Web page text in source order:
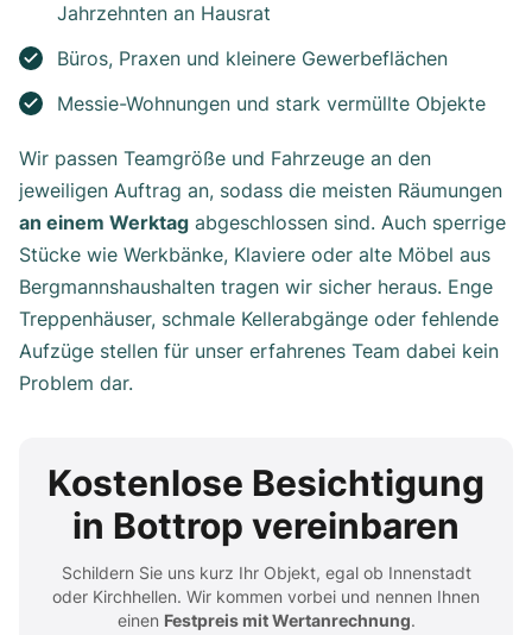
Jahrzehnten an Hausrat
Büros, Praxen und kleinere Gewerbeflächen
Messie-Wohnungen und stark vermüllte Objekte
Wir passen Teamgröße und Fahrzeuge an den
jeweiligen Auftrag an, sodass die meisten Räumungen
an einem Werktag abgeschlossen sind. Auch sperrige
Stücke wie Werkbänke, Klaviere oder alte Möbel aus
Bergmannshaushalten tragen wir sicher heraus. Enge
Treppenhäuser, schmale Kellerabgänge oder fehlende
Aufzüge stellen für unser erfahrenes Team dabei kein
Problem dar.
Kostenlose Besichtigung
in Bottrop vereinbaren
Schildern Sie uns kurz Ihr Objekt, egal ob Innenstadt
oder Kirchhellen. Wir kommen vorbei und nennen Ihnen
einen Festpreis mit Wertanrechnung.